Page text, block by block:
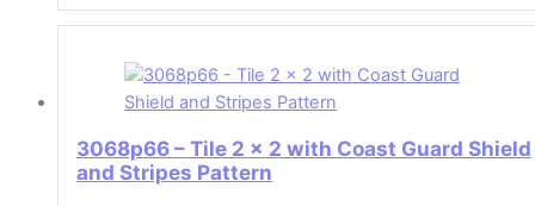
3068p66 – Tile 2 x 2 with Coast Guard Shield
and Stripes Pattern